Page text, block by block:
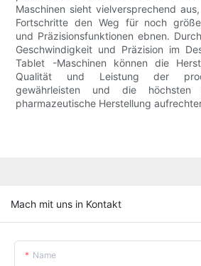
Maschinen sieht vielversprechend
Fortschritte den Weg für noch
und Präzisionsfunktionen ebnen.
Geschwindigkeit und Präzision im
Tablet -Maschinen können die
Qualität und Leistung der
gewährleisten und die
pharmazeutische Herstellung
Mach mit uns in Kontakt
Name